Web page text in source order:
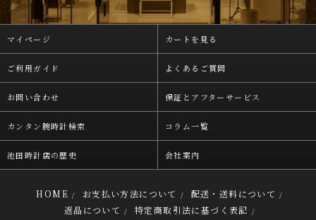
マイページ カートを見る
ご利用ガイド よくあるご質問
お問い合わせ 保証とアフターサービス
カンタン腕時計検索 コラム一覧
池田時計店の歴史 会社案内
HOME / お支払い方法について / 配送・送料について /
返品について / 特定商取引法に基づく表記 /